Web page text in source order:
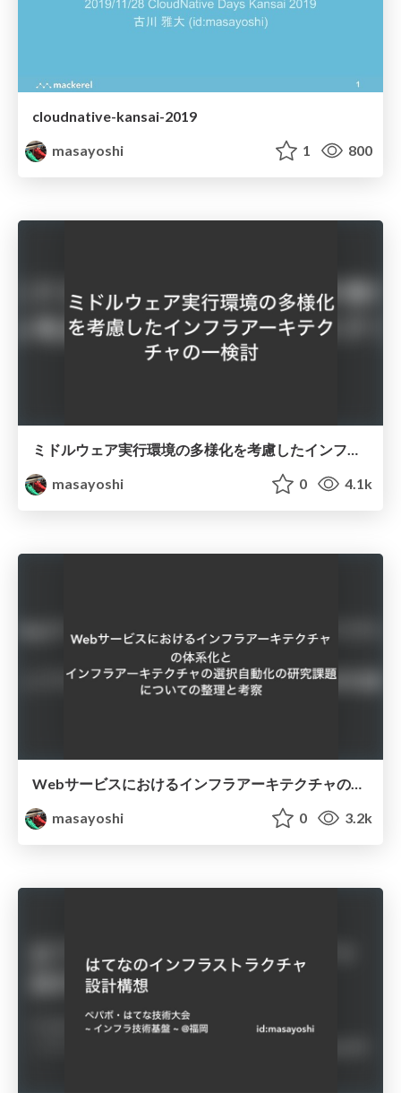
cloudnative-kansai-2019
masayoshi
1 800
ミドルウェア実行環境の多様化を考慮したインフラアーキテクチャの一検討/study on web system architecture #2
masayoshi
0 4.1k
masayoshi
0 3.2k